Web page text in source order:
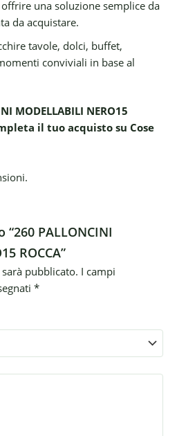
una soluzione semplice da
da acquistare.
tavole, dolci, buffet,
conviviali in base al
MODELLABILI NERO15
il tuo acquisto su Cose
PALLONCINI
ROCCA”
pubblicato. I campi
*